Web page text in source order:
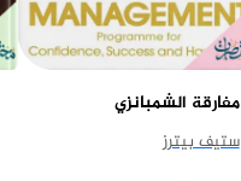
مفارقة الشمبانزي
ستيف بيترز